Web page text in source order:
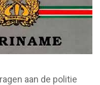
aan de politie